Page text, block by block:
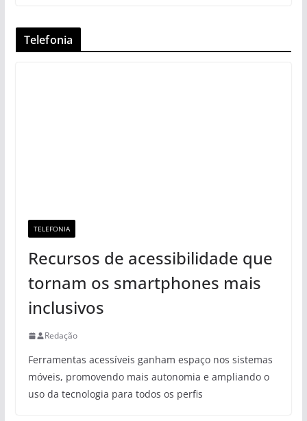
Telefonia
TELEFONIA
Recursos de acessibilidade que
tornam os smartphones mais
inclusivos
Redação
Ferramentas acessíveis ganham espaço nos sistemas
móveis, promovendo mais autonomia e ampliando o
uso da tecnologia para todos os perfis